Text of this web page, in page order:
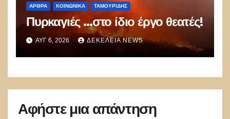
ΑΡΘΡΑ ΚΟΙΝΩΝΙΚΑ ΤΑΜΟΥΡΊΔΗΣ
Πυρκαγιές …στο ίδιο έργο θεατές!
ΑΥΓ 6, 2026 ΔΕΚΈΛΕΙΑ NEWS
Αφήστε μια απάντηση